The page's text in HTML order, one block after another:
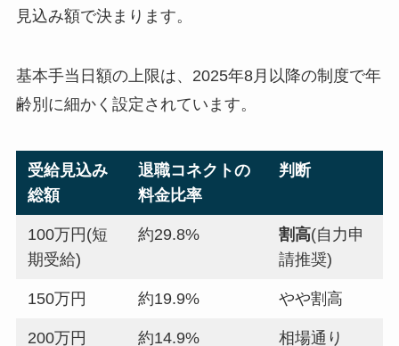
見込み額で決まります。
基本手当日額の上限は、2025年8月以降の制度で年
齢別に細かく設定されています。
受給見込み
総額
退職コネクトの
料金比率
判断
100万円(短
期受給)
約29.8% 割高(自力申
請推奨)
150万円 約19.9% やや割高
200万円 約14.9% 相場通り